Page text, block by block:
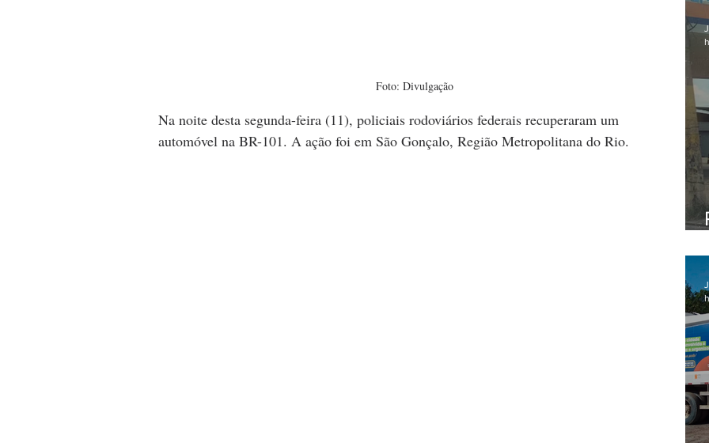
Foto: Divulgação
Na noite desta segunda-feira (11), policiais rodoviários federais recuperaram um
automóvel na BR-101. A ação foi em São Gonçalo, Região Metropolitana do Rio.